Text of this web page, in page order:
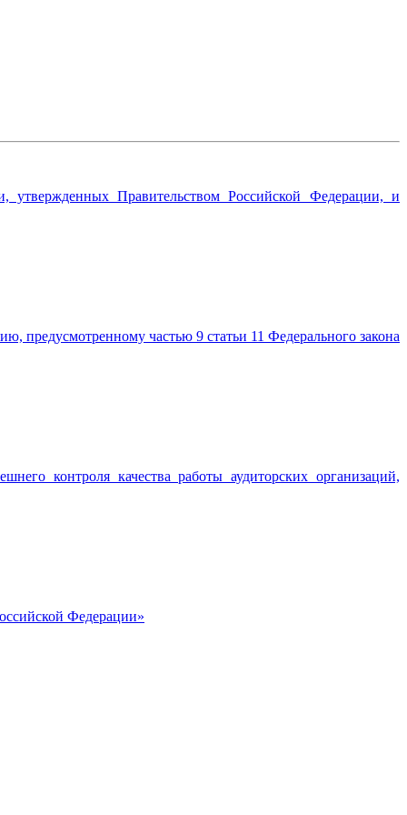
утвержденных Правительством Российской Федерации, и
предусмотренному частью 9 статьи 11 Федерального закона
контроля качества работы аудиторских организаций,
Федерации»